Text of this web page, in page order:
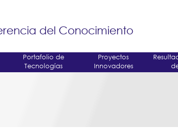
del Conocimiento
Portafolio de
Tecnologías
Proyectos
Innovadores